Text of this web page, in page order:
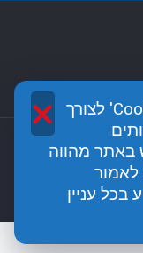
האתר עושה שימוש בקובצי 'Cookies' לצורך
באתר מהווה
בכל עניין
×